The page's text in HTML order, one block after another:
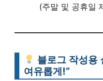
(주말 및 공휴일
블로그 작성용
여유롭게!”